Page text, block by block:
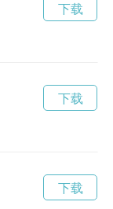
下载
下载
下载